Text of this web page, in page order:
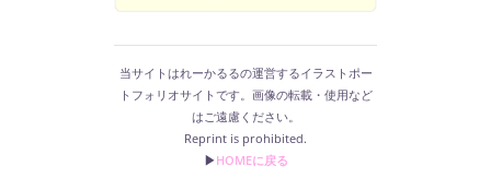
当サイトはれーかるるの運営するイラストポー
トフォリオサイトです。画像の転載・使用など
はご遠慮ください。
Reprint is prohibited.
▶︎HOMEに戻る